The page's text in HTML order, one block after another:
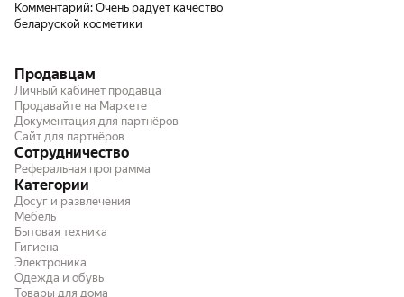
Комментарий: Очень радует качество
беларуской косметики
Продавцам
Личный кабинет продавца
Продавайте на Маркете
Документация для партнёров
Сайт для партнёров
Сотрудничество
Реферальная программа
Категории
Досуг и развлечения
Мебель
Бытовая техника
Гигиена
Электроника
Одежда и обувь
Товары для дома